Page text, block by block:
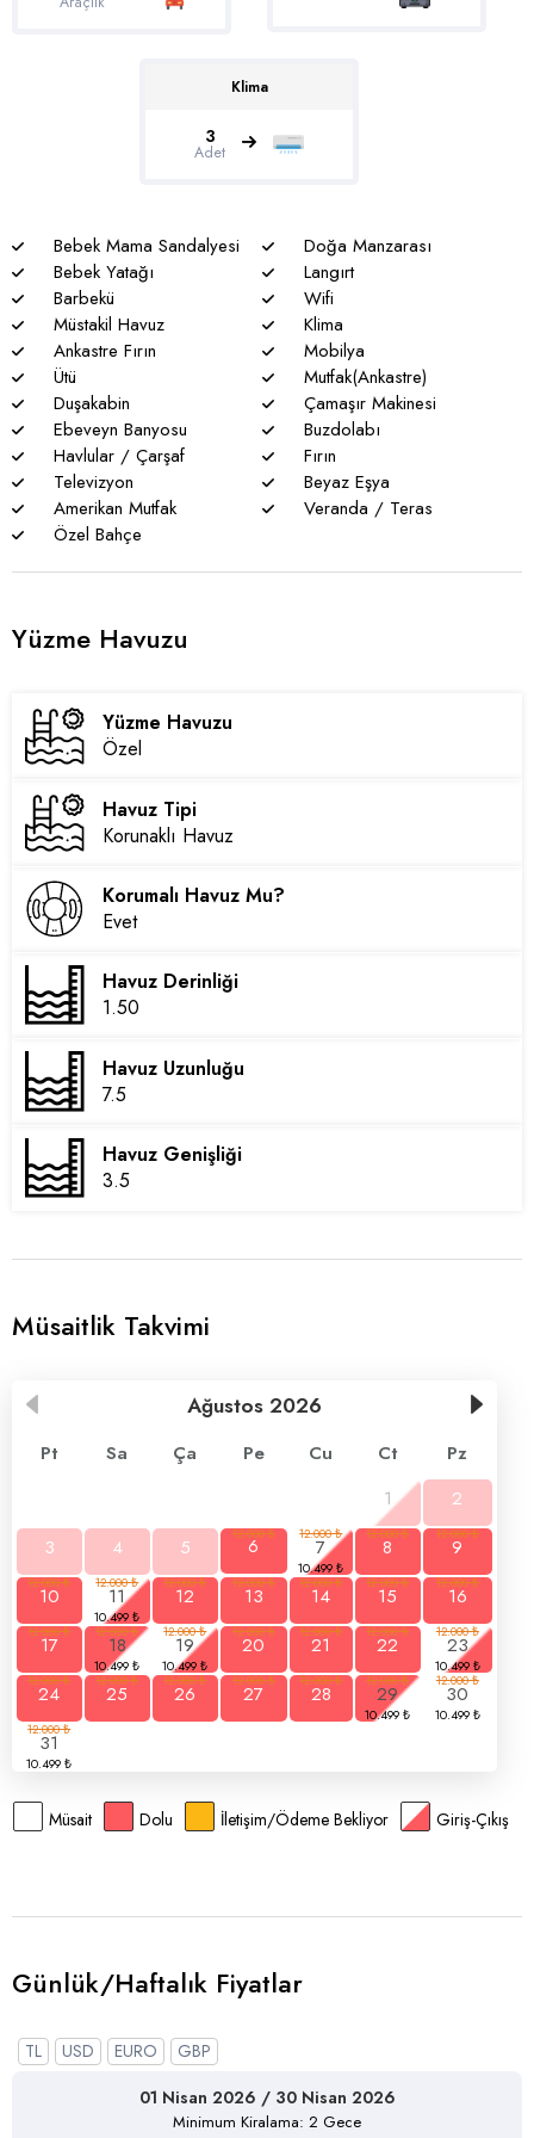
Klima
3
Adet
Bebek Mama Sandalyesi
Doğa Manzarası
Bebek Yatağı
Langırt
Barbekü
Wifi
Müstakil Havuz
Klima
Ankastre Fırın
Mobilya
Ütü
Mutfak(Ankastre)
Duşakabin
Çamaşır Makinesi
Ebeveyn Banyosu
Buzdolabı
Havlular / Çarşaf
Fırın
Televizyon
Beyaz Eşya
Amerikan Mutfak
Veranda / Teras
Özel Bahçe
Yüzme Havuzu
Yüzme Havuzu
Özel
Havuz Tipi
Korunaklı Havuz
Korumalı Havuz Mu?
Evet
Havuz Derinliği
1.50
Havuz Uzunluğu
7.5
Havuz Genişliği
3.5
Müsaitlik Takvimi
Ağustos 2026
Pt Sa Ça Pe Cu Ct
Pz
1
2
3
4 5 6 7 8
9
10
11 12 13 14 15
16
17
18 19 20 21 22
23
24
25 26 27 28 29
30
31
Müsait Dolu İletişim/Ödeme Bekliyor Giriş-Çıkış
Günlük/Haftalık Fiyatlar
TL USD EURO
GBP
01 Nisan 2026 / 30 Nisan 2026
Minimum Kiralama: 2 Gece